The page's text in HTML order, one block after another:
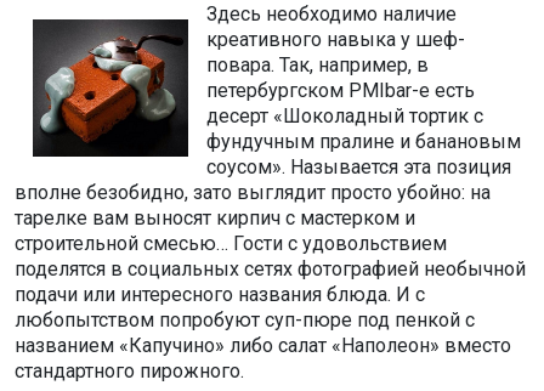
Здесь необходимо наличие
креативного навыка у шеф-
повара. Так, например, в
петербургском PMIbar-е есть
десерт «Шоколадный тортик с
фундучным пралине и банановым
соусом». Называется эта позиция
вполне безобидно, зато выглядит просто убойно: на
тарелке вам выносят кирпич с мастерком и
строительной смесью… Гости с удовольствием
поделятся в социальных сетях фотографией необычной
подачи или интересного названия блюда. И с
любопытством попробуют суп-пюре под пенкой с
названием «Капучино» либо салат «Наполеон» вместо
стандартного пирожного.